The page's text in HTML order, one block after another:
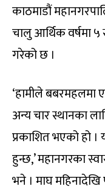
काठमाडौं
चालु आर्थिक वर्षमा ५
गरेको छ ।
‘हामीले बबरमहलमा
अन्य चार स्थानका
प्रकाशित भएको हो ।
हुन्छ,’ महानगरका
भने । माघ महिनादेखि